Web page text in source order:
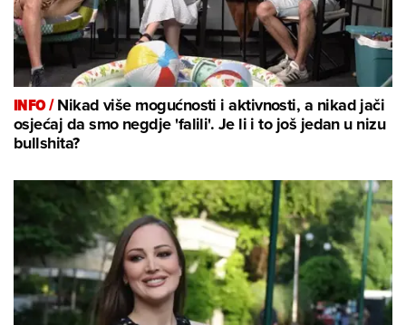
INFO /Nikad više mogućnosti i aktivnosti, a nikad jači
osjećaj da smo negdje 'falili'. Je li i to još jedan u nizu
bullshita?